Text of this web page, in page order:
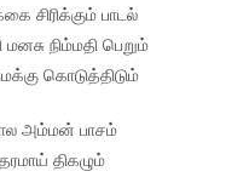
சிரிக்கும் பாடல்
நிம்மதி பெறும்
கொடுத்திடும்
அம்மன் பாசம்
திகழும்